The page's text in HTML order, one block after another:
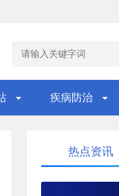
疾病防治
热点资讯